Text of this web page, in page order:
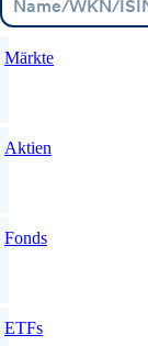
Märkte
Aktien
Fonds
ETFs